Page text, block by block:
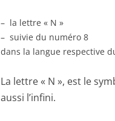
– la lettre « N »
– suivie du numéro 8
dans la langue respective
La lettre « N », est le
aussi l’infini.